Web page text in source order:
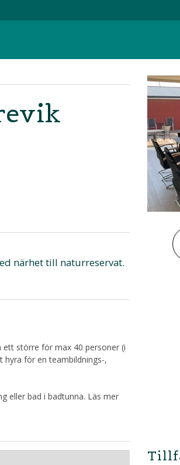
närhet till naturreservat.
större för max 40 personer (i
hyra för en teambildnings-,
eller bad i badtunna. Läs mer